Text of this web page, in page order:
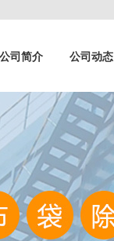
公司简介 公司动态